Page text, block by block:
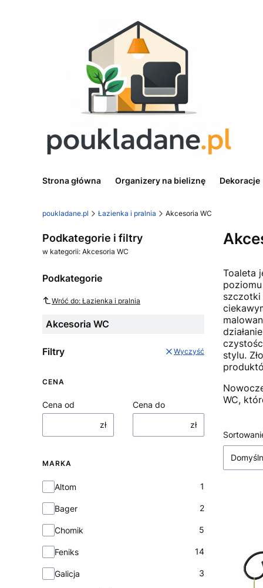
Strona główna Organizery na bieliznę Dekoracje
poukladane.pl Łazienka i pralnia Akcesoria WC
Podkategorie i filtry
w kategorii: Akcesoria WC
Podkategorie
Wróć do: Łazienka i pralnia
Akcesoria WC
Filtry Wyczyść
CENA
Cena od
zł
Cena do
zł
MARKA
Marka
Altom 1
Bager 2
Chomik 5
Feniks 14
Galicja 3
Toaleta
szczotki
stylu.
WC,
Lista